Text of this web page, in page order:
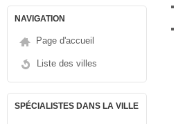
NAVIGATION
Page d'accueil
Liste des villes
SPÉCIALISTES DANS LA VILLE